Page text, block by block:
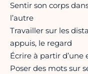
Sentir son corps
l’autre
Travailler sur les
appuis, le regard
Écrire à partir
Poser des mots sur